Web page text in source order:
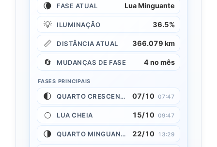
🌘 FASE ATUAL Lua Minguante
💡 ILUMINAÇÃO 36.5%
📏 DISTÂNCIA ATUAL 366.079 km
🔄 MUDANÇAS DE FASE 4 no mês
FASES PRINCIPAIS
🌓 QUARTO CRESCENTE 07/10 07:47
🌕 LUA CHEIA 15/10 09:47
🌗 QUARTO MINGUANTE 22/10 13:29